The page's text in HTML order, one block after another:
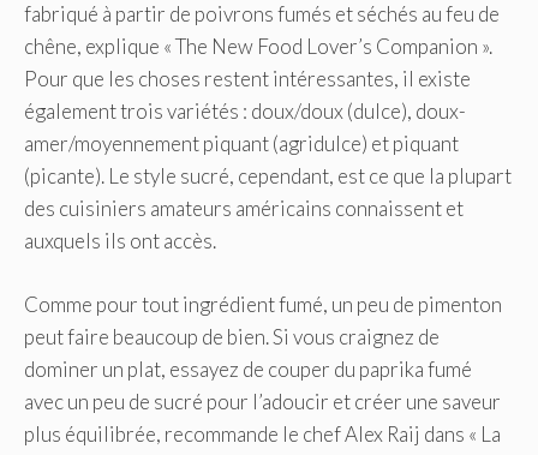
fabriqué à partir de poivrons fumés et séchés au feu de
chêne, explique « The New Food Lover’s Companion ».
Pour que les choses restent intéressantes, il existe
également trois variétés : doux/doux (dulce), doux-
amer/moyennement piquant (agridulce) et piquant
(picante). Le style sucré, cependant, est ce que la plupart
des cuisiniers amateurs américains connaissent et
auxquels ils ont accès.
Comme pour tout ingrédient fumé, un peu de pimenton
peut faire beaucoup de bien. Si vous craignez de
dominer un plat, essayez de couper du paprika fumé
avec un peu de sucré pour l’adoucir et créer une saveur
plus équilibrée, recommande le chef Alex Raij dans « La